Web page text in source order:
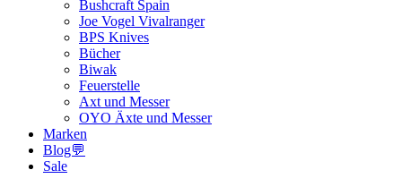
Bushcraft Spain
Joe Vogel Vivalranger
BPS Knives
Bücher
Biwak
Feuerstelle
Axt und Messer
OYO Äxte und Messer
Marken
Blog💬
Sale